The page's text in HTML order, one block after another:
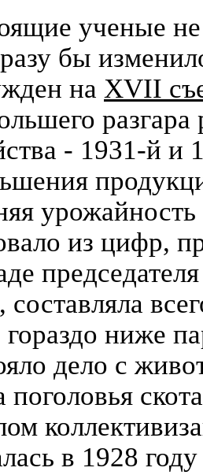
ученые не
бы
на XVII
разгара
- 1931-й и
из цифр,
составляла
ниже
дело с
поголовья
в 1928